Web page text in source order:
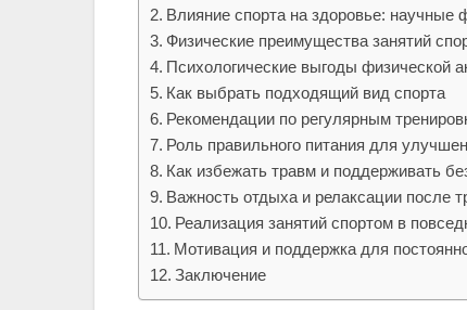
Влияние спорта на здоровье: научные
Физические преимущества занятий
Психологические выгоды физической
Как выбрать подходящий вид спорта
Рекомендации по регулярным
Роль правильного питания для
Как избежать травм и поддерживать
Важность отдыха и релаксации после
Реализация занятий спортом в
Мотивация и поддержка для
Заключение